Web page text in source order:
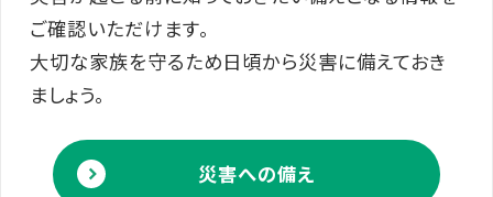
ご確認いただけます。
大切な家族を守るため日頃から災害に備えておき
ましょう。
災害への備え